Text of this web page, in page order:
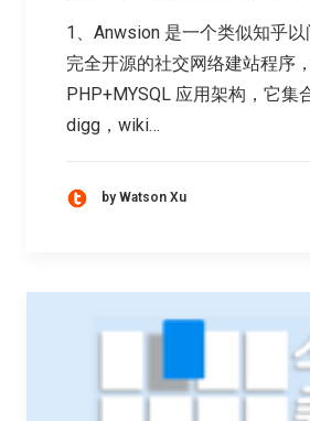
1、Anwsion 是一个类似知乎
完全开源的社交网络建站程序
PHP+MYSQL 应用架构，它集
digg，wiki…
by Watson Xu